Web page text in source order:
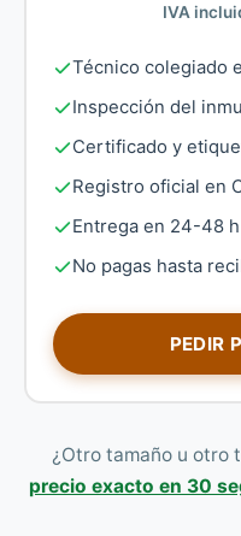
IVA
Técnico colegiado
Inspección del
Certificado y
Registro oficial en
Entrega en 24-48 h
No pagas hasta
PEDIR
¿Otro tamaño u otro
precio exacto en 30